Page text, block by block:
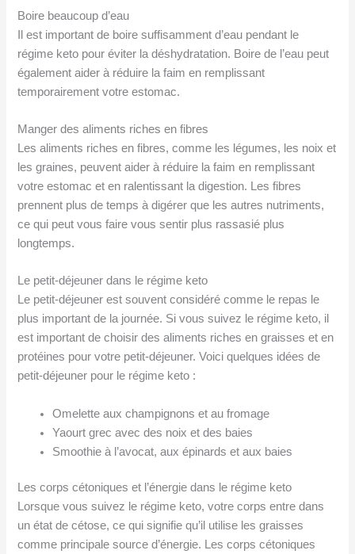
Boire beaucoup d’eau
Il est important de boire suffisamment d’eau pendant le
régime keto pour éviter la déshydratation. Boire de l’eau peut
également aider à réduire la faim en remplissant
temporairement votre estomac.
Manger des aliments riches en fibres
Les aliments riches en fibres, comme les légumes, les noix et
les graines, peuvent aider à réduire la faim en remplissant
votre estomac et en ralentissant la digestion. Les fibres
prennent plus de temps à digérer que les autres nutriments,
ce qui peut vous faire vous sentir plus rassasié plus
longtemps.
Le petit-déjeuner dans le régime keto
Le petit-déjeuner est souvent considéré comme le repas le
plus important de la journée. Si vous suivez le régime keto, il
est important de choisir des aliments riches en graisses et en
protéines pour votre petit-déjeuner. Voici quelques idées de
petit-déjeuner pour le régime keto :
Omelette aux champignons et au fromage
Yaourt grec avec des noix et des baies
Smoothie à l’avocat, aux épinards et aux baies
Les corps cétoniques et l’énergie dans le régime keto
Lorsque vous suivez le régime keto, votre corps entre dans
un état de cétose, ce qui signifie qu’il utilise les graisses
comme principale source d’énergie. Les corps cétoniques